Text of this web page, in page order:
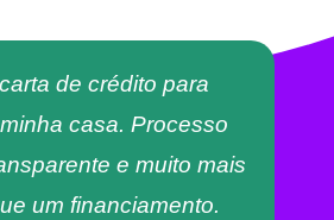
de crédito para
casa. Processo
e muito mais
um financiamento.